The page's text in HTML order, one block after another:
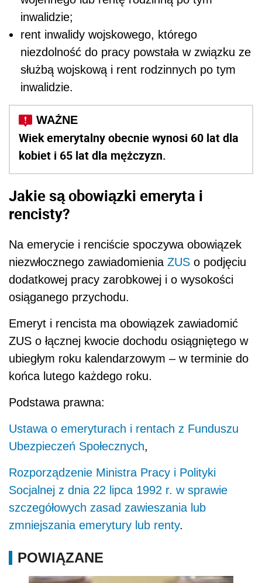
inwalidzie;
rent inwalidy wojskowego, którego
niezdolność do pracy powstała w związku ze
służbą wojskową i rent rodzinnych po tym
inwalidzie.
Wiek emerytalny obecnie wynosi 60 lat dla
kobiet i 65 lat dla mężczyzn.
Jakie są obowiązki emeryta i
rencisty?
Na emerycie i renciście spoczywa obowiązek
niezwłocznego zawiadomienia ZUS o podjęciu
dodatkowej pracy zarobkowej i o wysokości
osiąganego przychodu.
Emeryt i rencista ma obowiązek zawiadomić
ZUS o łącznej kwocie dochodu osiągniętego w
ubiegłym roku kalendarzowym – w terminie do
końca lutego każdego roku.
Podstawa prawna:
Ustawa o emeryturach i rentach z Funduszu
Ubezpieczeń Społecznych,
Rozporządzenie Ministra Pracy i Polityki
Socjalnej z dnia 22 lipca 1992 r. w sprawie
szczegółowych zasad zawieszania lub
zmniejszania emerytury lub renty.
POWIĄZANE